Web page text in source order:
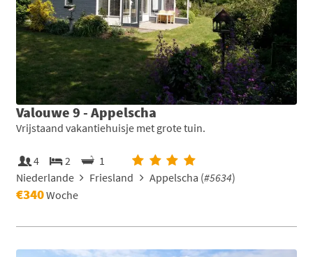
Valouwe 9 - Appelscha
Vrijstaand vakantiehuisje met grote tuin.
4 2
1
Niederlande
Friesland Appelscha (#5634)
€340Woche